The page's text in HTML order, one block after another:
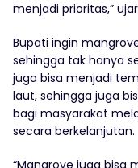
menjadi prioritas,”
Bupati ingin
sehingga tak hanya
juga bisa menjadi
laut, sehingga juga
bagi masyarakat
secara berkelanjutan.
“Mangrove juga bisa